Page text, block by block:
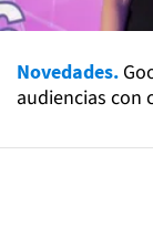
Novedades.
audiencias con